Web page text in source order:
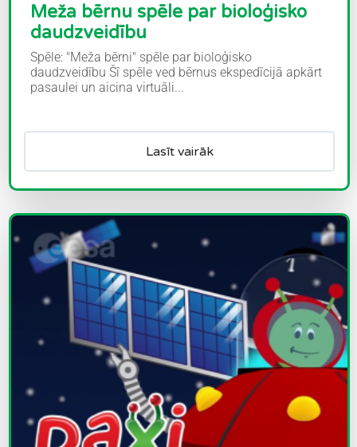
Meža bērnu spēle par bioloģisko
daudzveidību
Spēle: "Meža bērni" spēle par bioloģisko
daudzveidību Šī spēle ved bērnus ekspedīcijā apkārt
pasaulei un aicina virtuāli...
Lasīt vairāk